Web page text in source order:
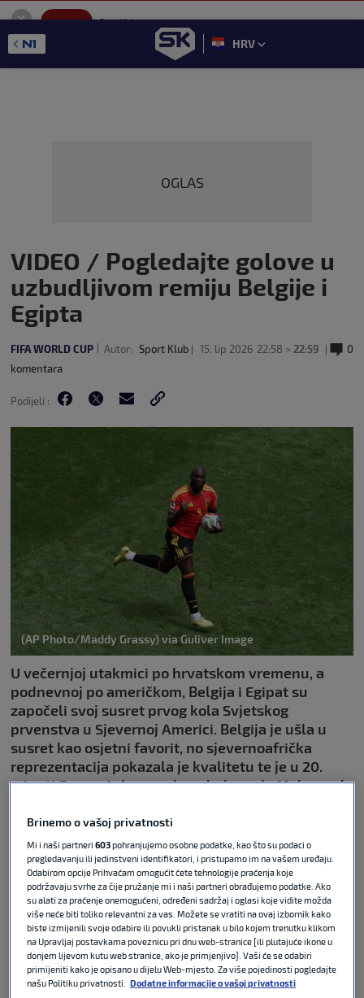
SportKlub
GET - On the Google Play
HRV
OGLAS
VIDEO / Pogledajte golove u
uzbudljivom remiju Belgije i
Egipta
FIFA WORLD CUP Autor: Sport Klub 15. lip 2026 22:58 > 22:59
0
komentara
Podijeli :
(AP Photo/Maddy Grassy) via Guliver Image
U večernjoj utakmici po hrvatskom vremenu, a
podnevnoj po američkom, Belgija i Egipat su
započeli svoj susret prvog kola Svjetskog
prvenstva u Sjevernoj Americi. Belgija je ušla u
susret kao osjetni favorit, no sjevernoafrička
reprezentacija pokazala je kvalitetu te je u 20.
minuti Emam Ashour nakon dodavanja Mohameda
za 1:0 Egipta.
Pogodak Egipćana za vodstvo pogledajteOVDJE.
Dugo su se Belgijanci mučili s pronalaskom puta do
mreže Egipta sve do ulaska Romelua Lukakua u 66.
minuti. Tek je nekoliko sekundi najbolji belgijski
strijelac bio na terenu prije nego li je donio željeni
učinak. Njegov trk bio je preopasan za egipatsku
Brinemo o vašoj privatnosti
Mi i naši partneri603pohranjujemo osobne podatke, kao što su podaci o
pregledavanju ili jedinstveni identifikatori, i pristupamo im na vašem uređaju.
Odabirom opcije Prihvaćam omogućit ćete tehnologije praćenja koje
podržavaju svrhe za čije pružanje mi i naši partneri obrađujemo podatke. Ako
su alati za praćenje onemogućeni, određeni sadržaj i oglasi koje vidite možda
više neće biti toliko relevantni za vas. Možete se vratiti na ovaj izbornik kako
biste izmijenili svoje odabire ili povukli pristanak u bilo kojem trenutku klikom
na Upravljaj postavkama poveznicu pri dnu web-stranice [ili plutajuće ikone u
donjem lijevom kutu web stranice, ako je primjenjivo]. Vaši će se odabiri
primijeniti kako je opisano u dijelu Web-mjesto. Za više pojedinosti pogledajte
našu Politiku privatnosti.
Dodatne informacije o vašoj privatnosti